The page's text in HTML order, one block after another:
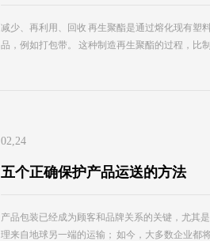
减少、再利用、回收 再生聚酯是通过熔化现有塑
品，例如打包带。 这种制造再生聚酯的过程，
02,24
五个正确保护产品运送的方法
产品包装已经成为顾客和品牌关系的关键，尤其
理来自地球另一端的运输； 如今，大多数企业